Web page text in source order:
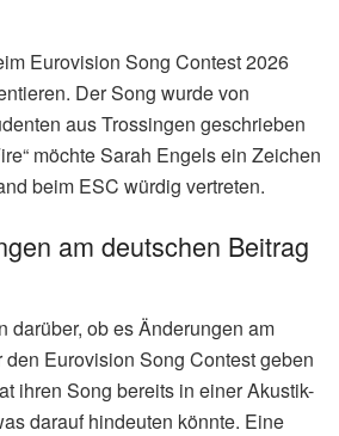
Eurovision Song Contest 2026
Der Song wurde von
aus Trossingen geschrieben
möchte Sarah Engels ein Zeichen
beim ESC würdig vertreten.
am deutschen Beitrag
darüber, ob es Änderungen am
Eurovision Song Contest geben
ihren Song bereits in einer Akustik-
darauf hindeuten könnte. Eine